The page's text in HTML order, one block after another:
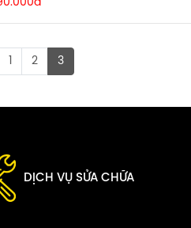
2 3
DỊCH VỤ SỬA CHỮA